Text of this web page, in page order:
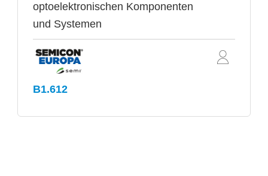
optoelektronischen Komponenten
und Systemen
B1.612